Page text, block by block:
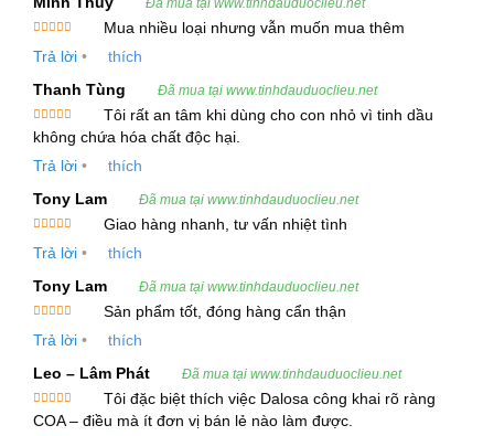
giảm căng thẳng và chống lại nhiều bệnh lý như
Với mùi thơm nhẹ nhàng, thanh thoát nhưng vô
cùng dễ chịu, tinh dầu Sả Java trở thành sự lựa
chăm sóc sức khỏe. Đặc biệt, nó còn có khả năng
đuổi muỗi và côn trùng, tạo không gian sống trong
lành, an toàn cho gia đình.
2. Thông Tin Thực Vật
Tên tiếng Việt
: Citronella Essential Oil
Tên khoa học: Cymbopogon winterianus
hạng
55
Mua nhiều loại nhưng vẫn muốn mua thêm
Trả lời •
thích
Thanh Tùng
Đã mua tại www.tinhdauduoclieu.net
Được xếp
hạng55
Tôi rất an tâm khi dùng cho con nhỏ vì tinh dầu
không chứa hóa chất độc hại.
Trả lời •
thích
Tony Lam
Đã mua tại www.tinhdauduoclieu.net
hạng
55
Giao hàng nhanh, tư vấn nhiệt tình
Trả lời •
thích
Tony Lam
Đã mua tại www.tinhdauduoclieu.net
hạng
55
Sản phẩm tốt, đóng hàng cẩn thận
Trả lời •
thích
Leo – Lâm Phát
Đã mua tại www.tinhdauduoclieu.net
Được xếp
hạng 5
Tôi đặc biệt thích việc Dalosa công khai rõ ràng
COA – điều mà ít đơn vị bán lẻ nào làm được.